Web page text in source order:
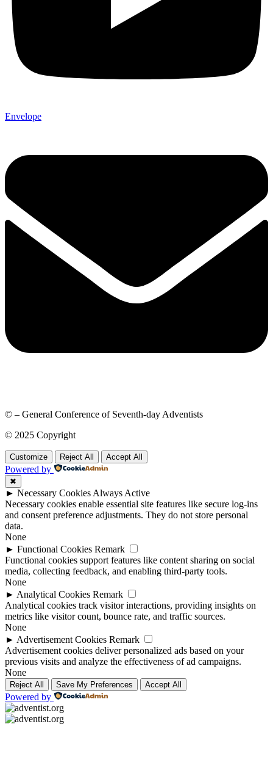
Envelope
© – General Conference of Seventh-day Adventists
© 2025 Copyright
Customize Reject All Accept All
Powered by
✖
► Necessary Cookies Always Active
Necessary cookies enable essential site features like secure log-ins
and consent preference adjustments. They do not store personal
data.
None
► Functional Cookies Remark
Functional cookies support features like content sharing on social
media, collecting feedback, and enabling third-party tools.
None
► Analytical Cookies Remark
Analytical cookies track visitor interactions, providing insights on
metrics like visitor count, bounce rate, and traffic sources.
None
► Advertisement Cookies Remark
Advertisement cookies deliver personalized ads based on your
previous visits and analyze the effectiveness of ad campaigns.
None
Reject All Save My Preferences Accept All
Powered by